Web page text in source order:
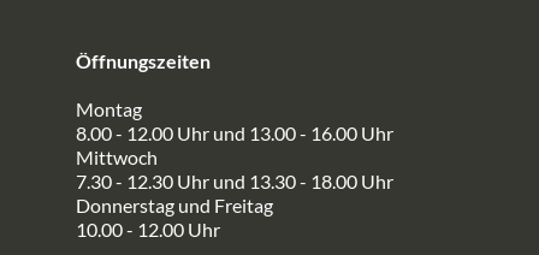
Öffnungszeiten
Montag
8.00 - 12.00 Uhr und 13.00 - 16.00 Uhr
Mittwoch
7.30 - 12.30 Uhr und 13.30 - 18.00 Uhr
Donnerstag und Freitag
10.00 - 12.00 Uhr